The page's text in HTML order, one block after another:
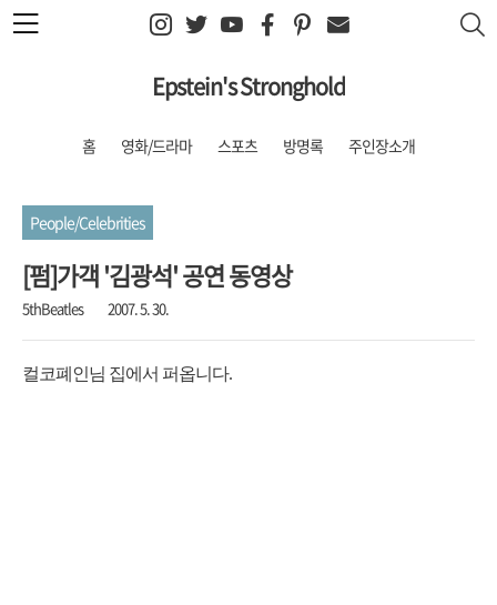
본문 바로가기
Epstein's Stronghold
홈 영화/드라마 스포츠 방명록 주인장소개
People/Celebrities
[펌]가객 '김광석' 공연 동영상
5thBeatles 2007. 5. 30.
컬코폐인님 집에서 퍼옵니다.